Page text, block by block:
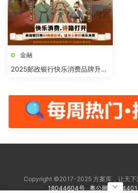
金融
2025邮政银行快乐消费品牌升级
Copyright ©2017-2025 方案库，让天下
18044604号 粤公网安备